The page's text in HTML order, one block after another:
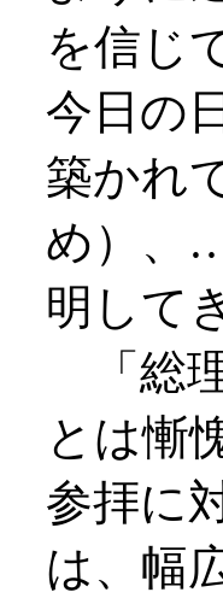
を信じ
今日の
築かれ
め）、
明して
「総
とは慚
参拝に
は、幅